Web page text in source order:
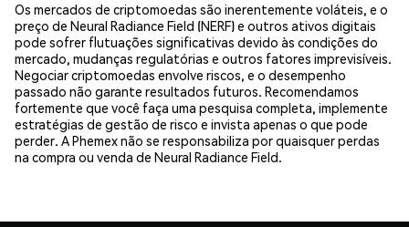
Os mercados de criptomoedas são inerentemente voláteis, e o
preço de Neural Radiance Field (NERF) e outros ativos digitais
pode sofrer flutuações significativas devido às condições do
mercado, mudanças regulatórias e outros fatores imprevisíveis.
Negociar criptomoedas envolve riscos, e o desempenho
passado não garante resultados futuros. Recomendamos
fortemente que você faça uma pesquisa completa, implemente
estratégias de gestão de risco e invista apenas o que pode
perder. A Phemex não se responsabiliza por quaisquer perdas
na compra ou venda de Neural Radiance Field.